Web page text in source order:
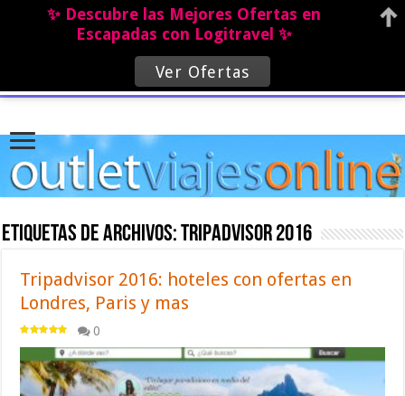
Etiquetas de archivos:tripadvisor 2016
Tripadvisor 2016: hoteles con ofertas en
Londres, Paris y mas
0
✨ Descubre las Mejores Ofertas en
Escapadas con Logitravel ✨
Ver Ofertas